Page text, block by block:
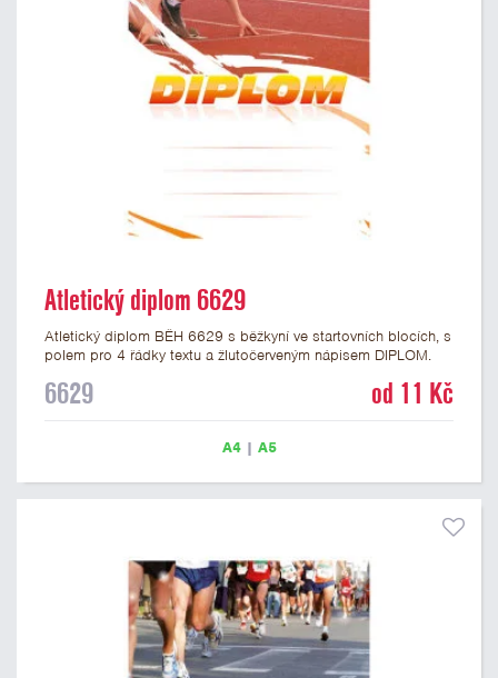
Atletický diplom 6629
Atletický diplom BĚH 6629 s běžkyní ve startovních blocích, s
polem pro 4 řádky textu a žlutočerveným nápisem DIPLOM.
diplom s motivem ATLETIKA / BĚH má gramáž 250 g/m2.
6629 od 11 Kč
A4| A5